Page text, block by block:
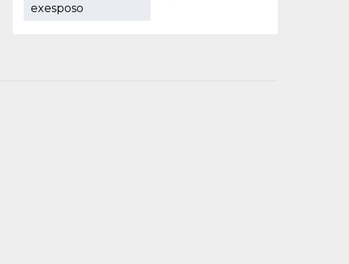
exesposo